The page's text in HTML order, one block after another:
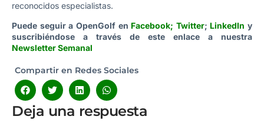
reconocidos especialistas.
Puede seguir a OpenGolf en Facebook; Twitter; LinkedIn y
suscribiéndose a través de este enlace a nuestra
Newsletter Semanal
Compartir en Redes Sociales
Deja una respuesta